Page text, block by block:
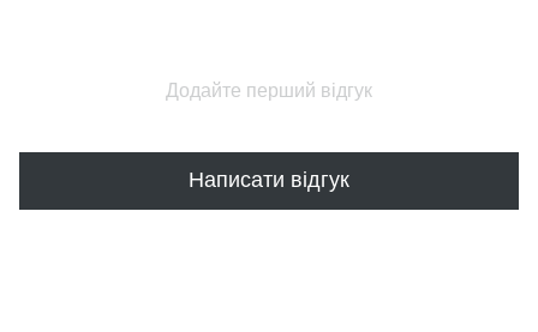
Додайте перший відгук
Написати відгук